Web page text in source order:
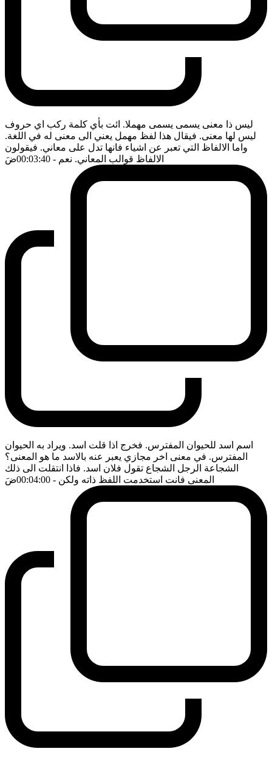
ليس ذا معنى يسمى يسمى مهملا. ائت بأي كلمة ركب اي حروف
ليس لها معنى. فيقال هذا لفظ مهمل يعني الى معنى له في اللغة.
واما الالفاظ التي تعبر عن اشياء فانها تدل على معاني. فيقولون
الالفاظ قوالب المعاني. نعم - 00:03:40 ضَ
اسم اسد للحيوان المفترس. فخرج اذا قلت اسد. ويراد به الحيوان
المفترس. في معنى اخر مجازي يعبر عنه بالاسد ما هو المعنى؟
الشجاعة الرجل الشجاع تقول فلان اسد. فاذا انتقلت الى ذلك
المعنى فانت استخدمت اللفظ ذاته ولكن - 00:04:00 ضَ